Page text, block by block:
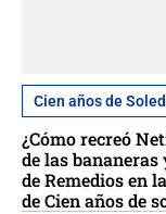
Cien años de
¿Cómo recreó
de las
de Remedios en
de Cien años de